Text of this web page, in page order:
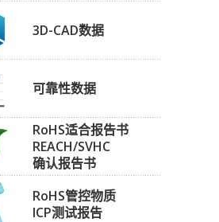
3D-CAD数据
可靠性数据
RoHS适合报告书
REACH/SVHC
确认报告书
RoHS管控物质
ICP测试报告